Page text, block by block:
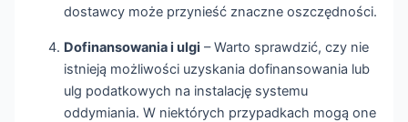
dostawcy może przynieść znaczne oszczędności.
Dofinansowania i ulgi – Warto sprawdzić, czy nie
istnieją możliwości uzyskania dofinansowania lub
ulg podatkowych na instalację systemu
oddymiania. W niektórych przypadkach mogą one